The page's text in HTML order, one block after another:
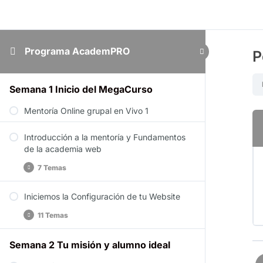
Programa AcademPRO
Semana 1 Inicio del MegaCurso
Mentoría Online grupal en Vivo 1
Introducción a la mentoría y Fundamentos
de la academia web
7 Temas
Generalidades del Programa AcademPRO
¿Por qué armar tu propia Academia Online?
Iniciemos la Configuración de tu Website
11 Temas
Contratar alojamiento web en Site Ground
Semana 2 Tu misión y alumno ideal